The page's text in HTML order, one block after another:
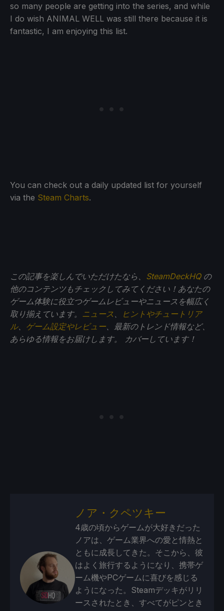
so many people are getting into the series, and while
I do wish ANIMAL WELL was still there because it is
fantastic, I am enjoying this list.
You can check out a daily updated list for yourself
via the Steam Charts.
この記事を楽しんでいただけたなら、 SteamDeckHQの
他のコンテンツもチェックしてみてください！あなたの
ゲーム体験に役立つゲームレビューやニュースを幅広く
取り揃えています。 ニュース
ヒントやチュートリア
ル、 ゲーム設定やレビュー 、最新のトレンド情報など、
あらゆる情報をお届けします。
カバーしています！
ノア・クペツキー
4歳の頃からゲームが大好きだった
ノアは、ゲーム業界への愛と情熱と
ともに成長してきた。そこから、彼
はよく旅行するようになり、携帯ゲ
ーム機やPCゲームに喜びを感じる
ようになった。Steamデッキがリリ
ースされたとき、すべてがピンとき